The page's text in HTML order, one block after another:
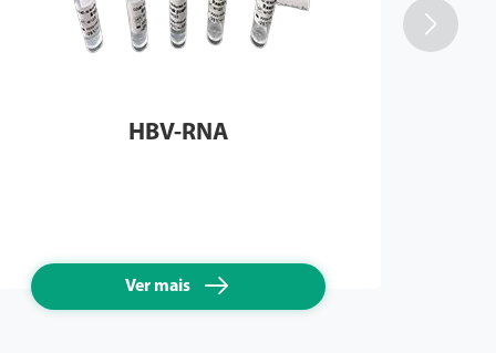
HBV-RNA
Ver mais 
